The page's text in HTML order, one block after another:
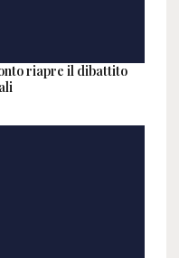
riapre il dibattito